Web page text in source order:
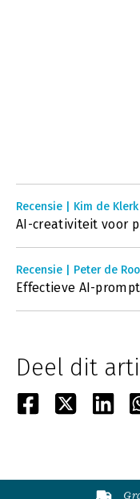
Recensie | Kim de Klerk
AI-creativiteit voor
Recensie | Peter de
Effectieve AI-
Deel dit